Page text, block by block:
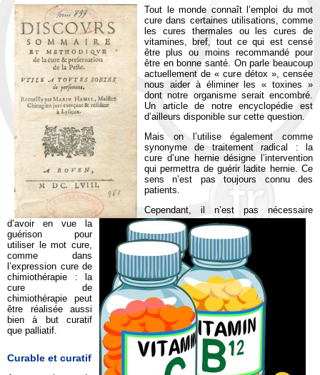
Tout le monde connaît l’emploi du mot
cure dans certaines utilisations, comme
les cures thermales ou les cures de
vitamines, bref, tout ce qui est censé
être plus ou moins recommandé pour
être en bonne santé. On parle beaucoup
actuellement de « cure détox », censée
nous aider à éliminer les « toxines »
dont notre organisme serait encombré.
Un article de notre encyclopédie est
d’ailleurs disponible sur cette question.
Mais on l’utilise également comme
synonyme de traitement radical : la
cure d’une hernie désigne l’intervention
qui permettra de guérir ladite hernie. Ce
sens n’est pas toujours connu des
patients.
Cependant, il n’est pas nécessaire
d’avoir en vue la
guérison pour
utiliser le mot cure,
comme dans
l’expression cure de
chimiothérapie : la
cure de
chimiothérapie peut
être réalisée aussi
bien à but curatif
que palliatif.
Curable et curatif